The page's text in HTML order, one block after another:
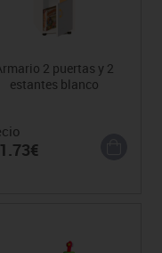
2 puertas y 2
estantes blanco